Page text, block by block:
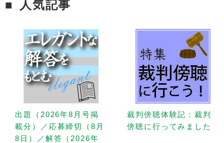
人気記事
出題（2026年8月号掲
載分）／応募締切（8月
8日）／解答（2026年
裁判傍聴体験記：裁判
傍聴に行ってみました